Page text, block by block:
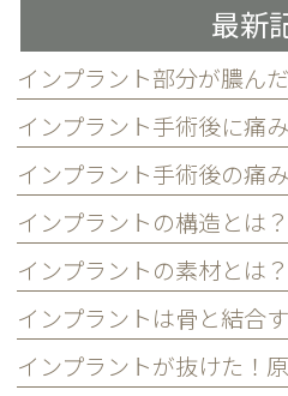
最新
インプラント部分が膿ん
インプラントの構造とは
インプラントは骨と結合
インプラントが抜けた！